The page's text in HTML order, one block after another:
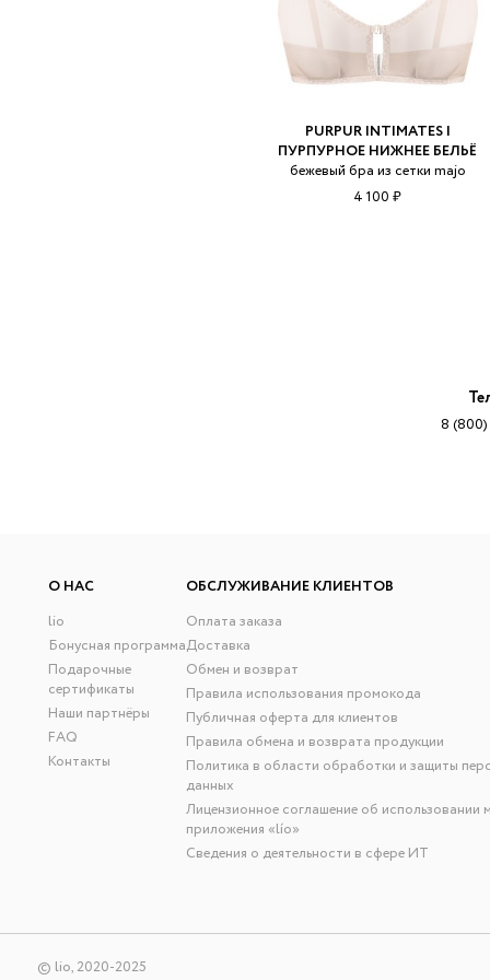
PURPUR INTIMATES |
ПУРПУРНОЕ НИЖНЕЕ БЕЛЬЁ
бежевый бра из сетки majo
4 100 ₽
8
О НАС
lio
Бонусная программа
Подарочные
сертификаты
Наши партнёры
FAQ
Контакты
ОБСЛУЖИВАНИЕ КЛИЕНТОВ
Оплата заказа
Доставка
Обмен и возврат
Правила использования промокода
Публичная оферта для клиентов
Правила обмена и возврата продукции
Политика в области обработки и защиты
данных
Лицензионное соглашение об использовании
приложения «lío»
Сведения о деятельности в сфере ИТ
© lio, 2020-2025